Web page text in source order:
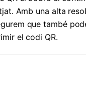
Amb una alta
que també
el codi QR.